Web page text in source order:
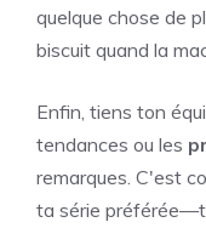
quelque chose de
biscuit quand la
Enfin, tiens ton
tendances ou les
remarques. C'est
ta série